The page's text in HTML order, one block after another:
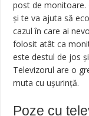
post de monitoare.
și te va ajuta să
cazul în care ai
folosit atât ca
este destul de jos
Televizorul are o
muta cu ușurință.
Poze cu